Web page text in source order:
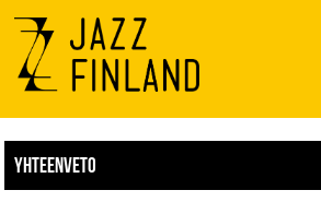
Menu
YHTEENVETO